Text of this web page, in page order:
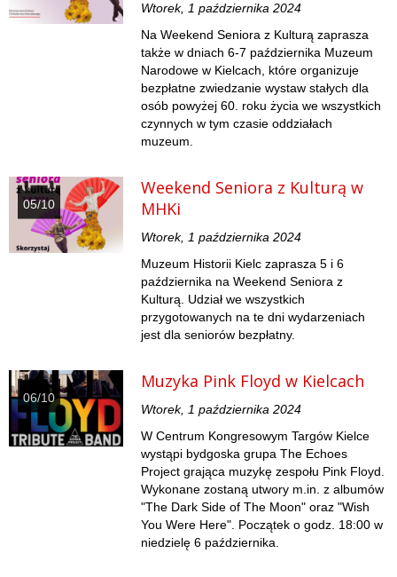
Wtorek, 1 października 2024
Na Weekend Seniora z Kulturą zaprasza
także w dniach 6-7 października Muzeum
Narodowe w Kielcach, które organizuje
bezpłatne zwiedzanie wystaw stałych dla
osób powyżej 60. roku życia we wszystkich
czynnych w tym czasie oddziałach
muzeum.
05/10
Weekend Seniora z Kulturą w
MHKi
Wtorek, 1 października 2024
Muzeum Historii Kielc zaprasza 5 i 6
października na Weekend Seniora z
Kulturą. Udział we wszystkich
przygotowanych na te dni wydarzeniach
jest dla seniorów bezpłatny.
06/10
Muzyka Pink Floyd w Kielcach
Wtorek, 1 października 2024
W Centrum Kongresowym Targów Kielce
wystąpi bydgoska grupa The Echoes
Project grająca muzykę zespołu Pink Floyd.
Wykonane zostaną utwory m.in. z albumów
"The Dark Side of The Moon" oraz "Wish
You Were Here". Początek o godz. 18:00 w
niedzielę 6 października.